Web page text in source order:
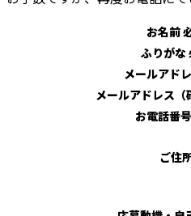
お名前
ふりがな
メールアド
メールアドレス（
お電話番号
ご住